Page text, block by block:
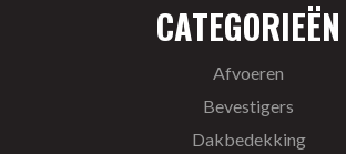
CATEGORIEËN
Afvoeren
Bevestigers
Dakbedekking